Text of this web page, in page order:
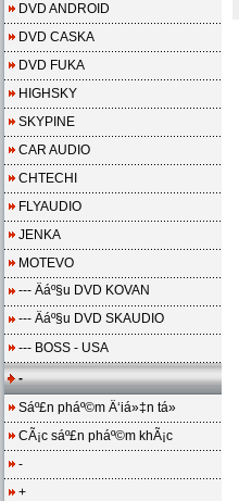
DVD ANDROID
DVD CASKA
DVD FUKA
HIGHSKY
SKYPINE
CAR AUDIO
CHTECHI
FLYAUDIO
JENKA
MOTEVO
--- Äáº§u DVD KOVAN
--- Äáº§u DVD SKAUDIO
--- BOSS - USA
-
Sáº£n pháº©m Ä‘iá»‡n tá»­
CÃ¡c sáº£n pháº©m khÃ¡c
-
+